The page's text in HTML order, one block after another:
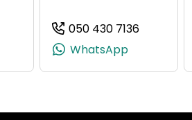
(+358504672761, 0504672761,
050 430 7136
WhatsApp